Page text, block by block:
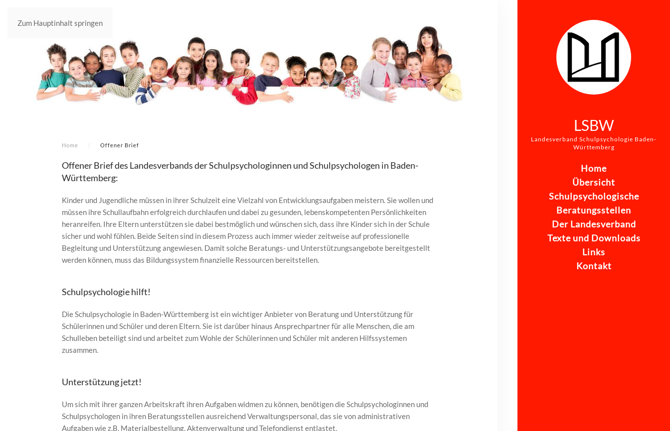
Zum Hauptinhalt springen
Home Offener Brief
Offener Brief des Landesverbands der Schulpsychologinnen und Schulpsychologen in Baden-
Württemberg:
Kinder und Jugendliche müssen in ihrer Schulzeit eine Vielzahl von Entwicklungsaufgaben meistern. Sie wollen und
müssen ihre Schullaufbahn erfolgreich durchlaufen und dabei zu gesunden, lebenskompetenten Persönlichkeiten
heranreifen. Ihre Eltern unterstützen sie dabei bestmöglich und wünschen sich, dass ihre Kinder sich in der Schule
sicher und wohl fühlen. Beide Seiten sind in diesem Prozess auch immer wieder zeitweise auf professionelle
Begleitung und Unterstützung angewiesen. Damit solche Beratungs- und Unterstützungsangebote bereitgestellt
werden können, muss das Bildungssystem finanzielle Ressourcen bereitstellen.
Schulpsychologie hilft!
Die Schulpsychologie in Baden-Württemberg ist ein wichtiger Anbieter von Beratung und Unterstützung für
Schülerinnen und Schüler und deren Eltern. Sie ist darüber hinaus Ansprechpartner für alle Menschen, die am
Schulleben beteiligt sind und arbeitet zum Wohle der Schülerinnen und Schüler mit anderen Hilfssystemen
zusammen.
Unterstützung jetzt!
Um sich mit ihrer ganzen Arbeitskraft ihren Aufgaben widmen zu können, benötigen die Schulpsychologinnen und
Schulpsychologen in ihren Beratungsstellen ausreichend Verwaltungspersonal, das sie von administrativen
Aufgaben wie z.B. Materialbestellung, Aktenverwaltung und Telefondienst entlastet.
LSBW
Landesverband Schulpsychologie Baden-
Württemberg
Home
Übersicht
Schulpsychologische
Beratungsstellen
Der Landesverband
Texte und Downloads
Links
Kontakt